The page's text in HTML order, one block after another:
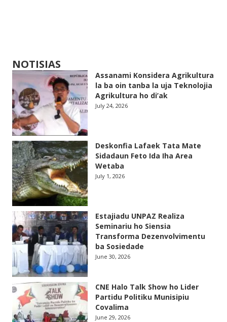
NOTISIAS
Assanami Konsidera Agrikultura
la ba oin tanba la uja Teknolojia
Agrikultura ho di’ak
July 24, 2026
Deskonfia Lafaek Tata Mate
Sidadaun Feto Ida Iha Area
Wetaba
July 1, 2026
Estajiadu UNPAZ Realiza
Seminariu ho Siensia
Transforma Dezenvolvimentu
ba Sosiedade
June 30, 2026
CNE Halo Talk Show ho Lider
Partidu Politiku Munisipiu
Covalima
June 29, 2026